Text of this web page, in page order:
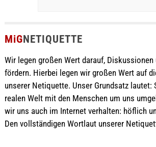
MiGNETIQUETTE
Wir legen großen Wert darauf,
fördern. Hierbei legen wir großen Wert auf
unserer Netiquette. Unser Grundsatz lautet:
realen Welt mit den Menschen um uns
wir uns auch im Internet verhalten: höflich
Den vollständigen Wortlaut unserer